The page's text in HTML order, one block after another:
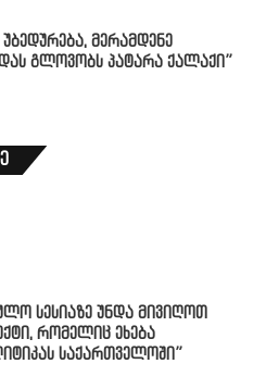
მერამდენე
გლოვობს პატარა ქალაქი”
სესიაზე უნდა მივიღოთ
რომელიც ეხება
საქართველოში”